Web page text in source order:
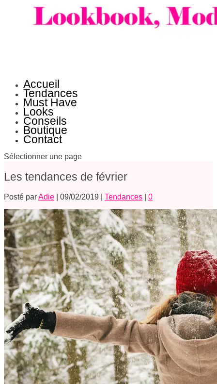
Accueil
Tendances
Must Have
Looks
Conseils
Boutique
Contact
Sélectionner une page
Les tendances de février
Posté parAdie 09/02/2019 Tendances 0